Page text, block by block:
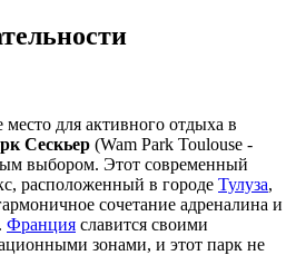
для активного отдыха в
Сескьер (Wam Park Toulouse -
выбором. Этот современный
расположенный в городе Тулуза,
сочетание адреналина и
Франция славится своими
зонами, и этот парк не